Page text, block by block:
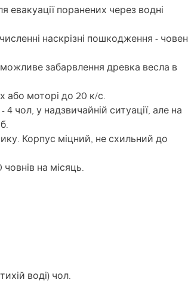
евакуації поранених через водні
наскрізні пошкодження - човен
забарвлення древка весла в
або моторі до 20 к/с.
чол, у надзвичайній ситуації, але на
Корпус міцний, не схильний до
на місяць.
воді) чол.